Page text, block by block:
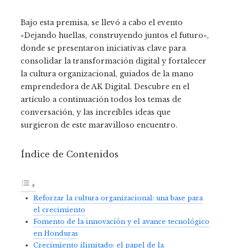
Bajo esta premisa, se llevó a cabo el evento
«Dejando huellas, construyendo juntos el futuro»,
donde se presentaron iniciativas clave para
consolidar la transformación digital y fortalecer
la cultura organizacional, guiados de la mano
emprendedora de AK Digital. Descubre en el
artículo a continuación todos los temas de
conversación, y las increíbles ideas que
surgieron de este maravilloso encuentro.
Índice de Contenidos
Reforzar la cultura organizacional: una base para
el crecimiento
Fomento de la innovación y el avance tecnológico
en Honduras
Crecimiento ilimitado: el papel de la